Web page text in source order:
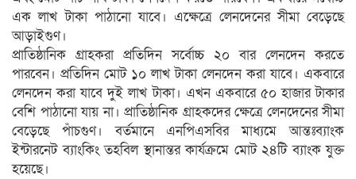
এক লাখ টাকা পাঠানো যাবে। এক্ষেত্রে লেনদেনের সীমা বেড়েছে
আড়াইগুণ।
প্রাতিষ্ঠানিক গ্রাহকরা প্রতিদিন সর্বোচ্চ ২০ বার লেনদেন করতে
পারবেন। প্রতিদিন মোট ১০ লাখ টাকা লেনদেন করা যাবে। একবারে
লেনদেন করা যাবে দুই লাখ টাকা। এখন একবারে ৫০ হাজার টাকার
বেশি পাঠানো যায় না। প্রাতিষ্ঠানিক গ্রাহকদের ক্ষেত্রে লেনদেনের সীমা
বেড়েছে পাঁচগুণ। বর্তমানে এনপিএসবির মাধ্যমে আন্তঃব্যাংক
ইন্টারনেট ব্যাংকিং তহবিল স্থানান্তর কার্যক্রমে মোট ২৪টি ব্যাংক যুক্ত
হয়েছে।